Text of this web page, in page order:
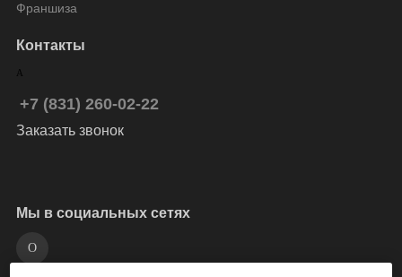
Франшиза
Контакты
+7 (831) 260-02-22
Заказать звонок
Мы в социальных сетях